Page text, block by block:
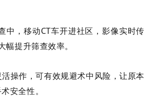
中，移动CT车开进社区，影像实时传
提升筛查效率。
操作，可有效规避术中风险，让原本
安全性。